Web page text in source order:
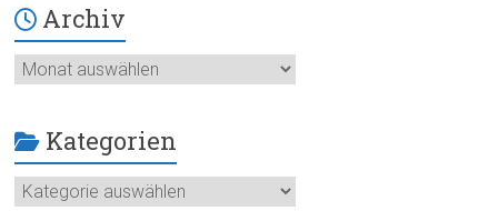
Archiv
Archiv
Kategorien
Kategorien